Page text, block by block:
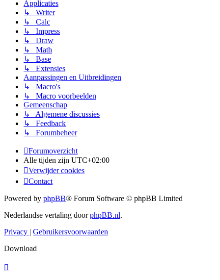
Applicaties
↳ Writer
↳ Calc
↳ Impress
↳ Draw
↳ Math
↳ Base
↳ Extensies
Aanpassingen en Uitbreidingen
↳ Macro's
↳ Macro voorbeelden
Gemeenschap
↳ Algemene discussies
↳ Feedback
↳ Forumbeheer
Forumoverzicht
Alle tijden zijn UTC+02:00
Verwijder cookies
Contact
Powered by phpBB® Forum Software © phpBB Limited
Nederlandse vertaling doorphpBB.nl.
Privacy | Gebruikersvoorwaarden
Download